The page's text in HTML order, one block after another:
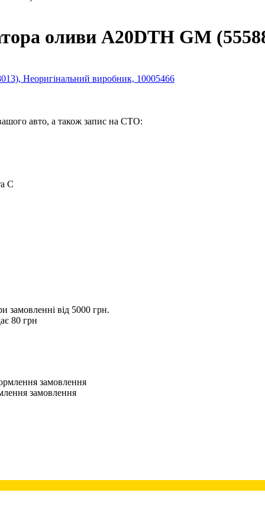
оливи A20DTH GM
авто, а також запис на СТО:
C
від 5000 грн.
80 грн
замовлення
замовлення